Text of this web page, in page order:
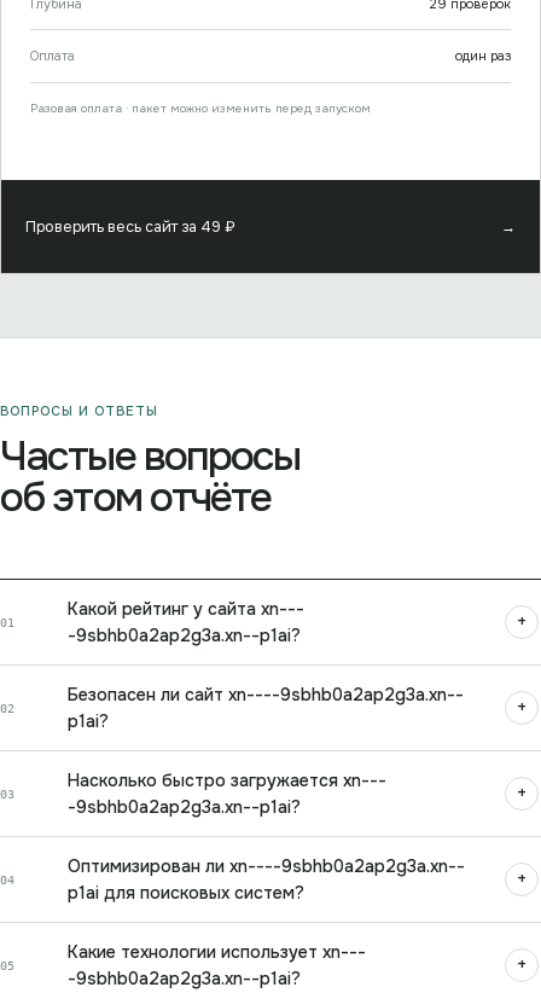
Оплата один раз
Разовая оплата · пакет можно изменить перед запуском
Проверить весь сайт за 49 ₽ →
ВОПРОСЫ И ОТВЕТЫ
Частые вопросы
об этом отчёте
01
Какой рейтинг у сайта xn---
-9sbhb0a2ap2g3a.xn--p1ai?
+
02
Безопасен ли сайт xn----9sbhb0a2ap2g3a.xn--
p1ai?
+
03
Насколько быстро загружается xn---
-9sbhb0a2ap2g3a.xn--p1ai?
+
04
Оптимизирован ли xn----9sbhb0a2ap2g3a.xn--
p1ai для поисковых систем?
+
05
Какие технологии использует xn---
-9sbhb0a2ap2g3a.xn--p1ai?
+